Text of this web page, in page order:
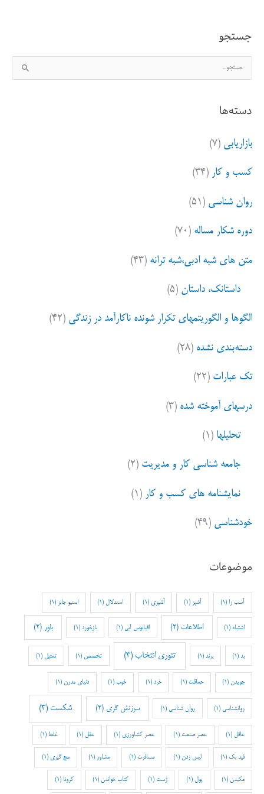
جستجو
س
ج
ب
:
دسته‌ها
بازاریابی (۷)
کسب و کار (۳۴)
روان شناسی (۵۱)
دوره شکار مساله (۷۰)
متن های شبه ادبی،شبه ترانه (۴۳)
داستانک، داستان (۵)
الگوها و الگوریتمهای تکرار شونده ناکارآمد در زندگی (۴۲)
دسته‌بندی نشده (۲۸)
تک عبارات (۲۲)
درسهای آموخته شده (۳)
تحلیلها (۱)
جامعه شناسی کار و مدیریت (۲)
نمایشنامه های کسب و کار (۱)
خودشناسی (۴۹)
موضوعات
آسب زا (1) آشپز (1) آشپزی (1) استدلال (1) استیو جابز (1)
اشتباه (1) اطلاعات (2) اقیانوس آبی (1) بازخورد (1) باور (2)
بد(1) برند (1) تئوری انتخاب (3) تخصص (1) تمثیل (1)
جویدن (1) حماقت (1) خرد (1) خوب(1) دنیای مدرن (1)
روانشناسی (1) روان شناسی (1) سرزنش گری (2) شکست (3)
عاقل (1) عصر صنعت (1) عصر کشاورزی (1) عقل (1) غلط (1)
فید بک(1) لیس زدن (1) مسافرت (1) مشاور (1) مچ گیری (1)
مکیدن (1) پول (1) ژست (1) کتاب خواندن (1) کرونا (1)